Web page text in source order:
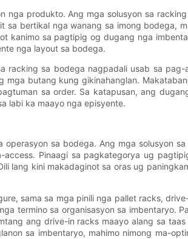
produkto. Ang mga solusyon sa
bertikal nga wanang sa imong bodega,
kanimo sa pagtipig og dugang nga
nga layout sa bodega.
sa bodega nagpadali usab sa
butang kung gikinahanglan.
sa order. Sa katapusan, ang
labi ka maayo nga episyente.
sa bodega. Ang mga solusyon
Pinaagi sa pagkategorya ug
lang kini makadaginot sa oras ug
sama sa mga pinili nga pallet racks,
termino sa organisasyon sa imbentaryo.
ang drive-in racks maayo alang sa
sa imbentaryo, mahimo nimong ma-